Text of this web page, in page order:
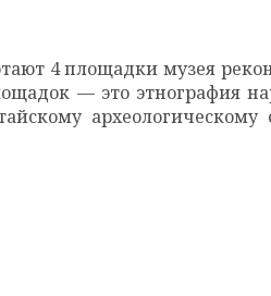
4 площадки музея
— это этнография